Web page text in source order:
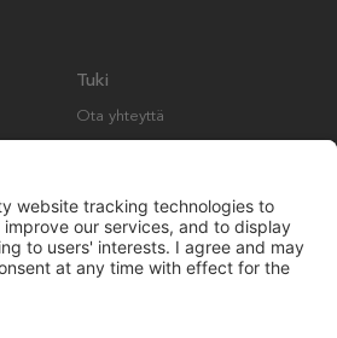
Tuki
Ota yhteyttä
Palautukset ja vaatimukset